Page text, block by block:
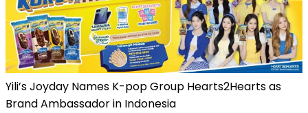
Yili’s Joyday Names K-pop Group Hearts2Hearts as
Brand Ambassador in Indonesia